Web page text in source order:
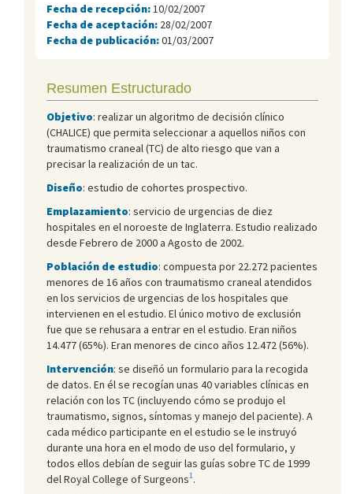
Fecha de recepción: 10/02/2007
Fecha de aceptación: 28/02/2007
Fecha de publicación:01/03/2007
Resumen Estructurado
Objetivo: realizar un algoritmo de decisión clínico
(CHALICE) que permita seleccionar a aquellos niños con
traumatismo craneal (TC) de alto riesgo que van a
precisar la realización de un tac.
Diseño: estudio de cohortes prospectivo.
Emplazamiento: servicio de urgencias de diez
hospitales en el noroeste de Inglaterra. Estudio realizado
desde Febrero de 2000 a Agosto de 2002.
Población de estudio: compuesta por 22.272 pacientes
menores de 16 años con traumatismo craneal atendidos
en los servicios de urgencias de los hospitales que
intervienen en el estudio. El único motivo de exclusión
fue que se rehusara a entrar en el estudio. Eran niños
14.477 (65%). Eran menores de cinco años 12.472 (56%).
Intervención: se diseñó un formulario para la recogida
de datos. En él se recogían unas 40 variables clínicas en
relación con los TC (incluyendo cómo se produjo el
traumatismo, signos, síntomas y manejo del paciente). A
cada médico participante en el estudio se le instruyó
durante una hora en el modo de uso del formulario, y
todos ellos debían de seguir las guías sobre TC de 1999
del Royal College of Surgeons1.